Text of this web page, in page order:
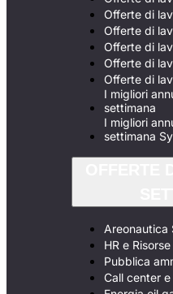
Offerte di
Offerte di
Offerte di
Offerte di
Offerte di
I migliori
settimana
I migliori
settimana
Areonautica
HR e
Pubblica
Call center